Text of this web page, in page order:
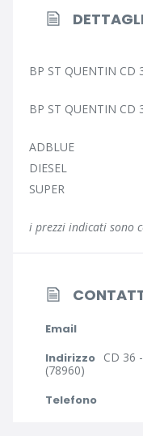
DETTAGLI
BP ST QUENTIN CD
BP ST QUENTIN CD
ADBLUE
DIESEL
SUPER
i prezzi indicati sono
Email
Indirizzo CD 36
(78960)
Telefono